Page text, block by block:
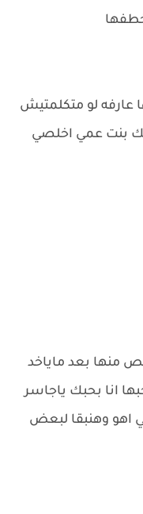
لو متكلمتيش
بنت عمي اخلصي
منها بعد ماياخد
انا بحبك ياجاسر
اهو وهنبقا لبعض